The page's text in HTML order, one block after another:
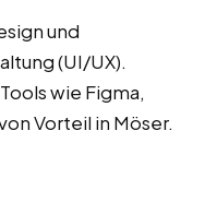
und
(UI/UX).
wie Figma,
Vorteil in Möser.